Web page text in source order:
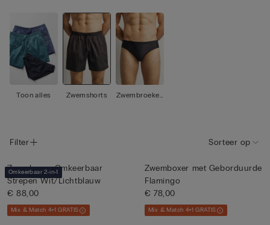
Toon alles Zwemshorts
Zwembroeken
Filter Sorteer op
Omkeerbaar 2-in-1
Zwemboxer Omkeerbaar
Strepen Wit/Lichtblauw
€ 88,00
Mix & Match 4+1 GRATIS
Zwemboxer met Geborduurde
Flamingo
€ 78,00
Mix & Match 4+1 GRATIS